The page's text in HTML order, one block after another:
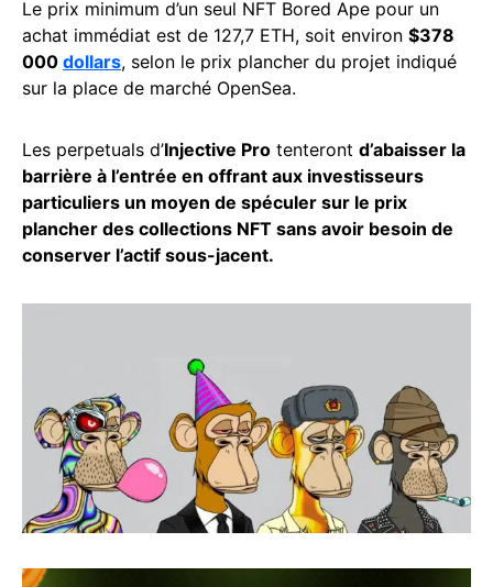
Le prix minimum d’un seul NFT Bored Ape pour un
achat immédiat est de 127,7 ETH, soit environ $378
000 dollars, selon le prix plancher du projet indiqué
sur la place de marché OpenSea.
Les perpetuals d’Injective Pro tenteront d’abaisser la
barrière à l’entrée en offrant aux investisseurs
particuliers un moyen de spéculer sur le prix
plancher des collections NFT sans avoir besoin de
conserver l’actif sous-jacent.